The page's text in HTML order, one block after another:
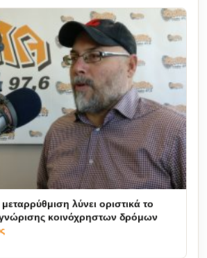
λύνει οριστικά το
κοινόχρηστων δρόμων